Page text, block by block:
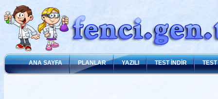
ANA SAYFA PLANLAR YAZILI TEST İNDİR